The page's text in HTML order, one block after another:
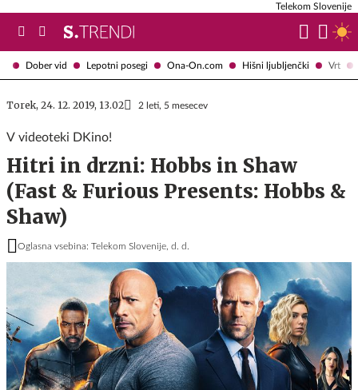
Dober vid Lepotni posegi Ona-On.com Hišni ljubljenčki Vrt
Telekom Slovenije
Torek, 24. 12. 2019, 13.02 2 leti, 5 mesecev
V videoteki DKino!
Hitri in drzni: Hobbs in Shaw
(Fast & Furious Presents: Hobbs &
Shaw)
Oglasna vsebina: Telekom Slovenije, d. d.